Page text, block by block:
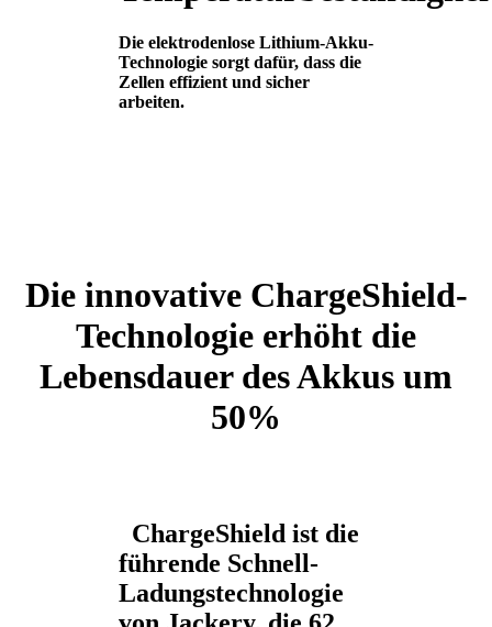
Die elektrodenlose Lithium-Akku-
Technologie sorgt dafür, dass die
Zellen effizient und sicher
arbeiten.
Die innovative ChargeShield-
Technologie erhöht die
Lebensdauer des Akkus um
50%
ChargeShield ist die
führende Schnell-
Ladungstechnologie